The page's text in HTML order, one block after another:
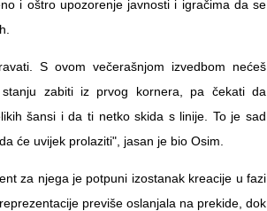
i oštro upozorenje javnosti i igračima da se
S ovom večerašnjom izvedbom nećeš
zabiti iz prvog kornera, pa čekati da
šansi i da ti netko skida s linije. To je sad
će uvijek prolaziti", jasan je bio Osim.
za njega je potpuni izostanak kreacije u fazi
previše oslanjala na prekide, dok